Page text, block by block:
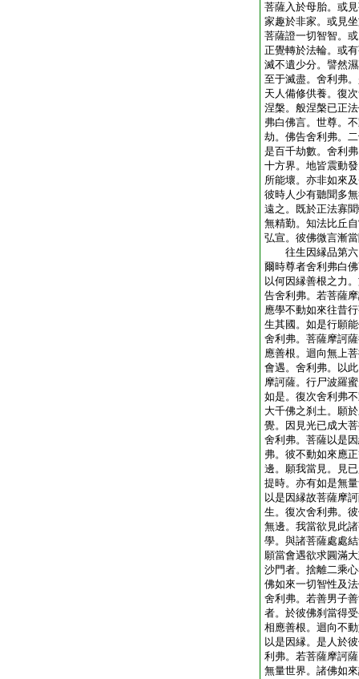
菩薩入於母胎。或
家趣於非家。或見
菩薩證一切智智。
正覺轉於法輪。或
滅不遺少分。譬然
至于滅盡。舍利弗
天人備修供養。復
涅槃。般涅槃已正
弗白佛言。世尊。
劫。佛告舍利弗。
是百千劫數。舍利
十方界。地皆震動
所能壞。亦非如來
彼時人少有聽聞多
遠之。既於正法寡
無精勤。知法比丘
弘宣。彼佛微言漸
往生因縁品第六
爾時尊者舍利弗白
以何因縁善根之力
告舍利弗。若菩薩
應學不動如來往昔
生其國。如是行願
舍利弗。菩薩摩訶
應善根。迴向無上
會遇。舍利弗。以
摩訶薩。行尸波羅
如是。復次舍利弗
大千佛之刹土。願
覺。因見光已成大
舍利弗。菩薩以是
弗。彼不動如來應
邊。願我當見。見
提時。亦有如是無
以是因縁故菩薩摩
生。復次舍利弗。
無邊。我當欲見此
學。與諸菩薩處處
願當會遇欲求圓滿
沙門者。捨離二乘
佛如來一切智性及
舍利弗。若善男子
者。於彼佛刹當得
相應善根。迴向不
以是因縁。是人於
利弗。若菩薩摩訶
無量世界。諸佛如